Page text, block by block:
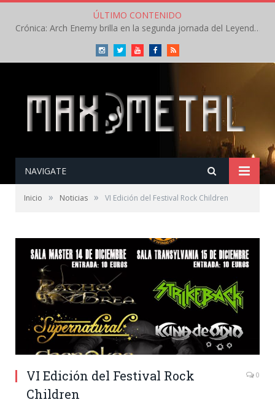
ÚLTIMO CONTENIDO
Crónica: Arch Enemy brilla en la segunda jornada del Leyendas del Rock – Jueves – Agosto 2026
InstagramTwitterYoutubeFacebookRSS
NAVIGATE
Inicio » Noticias » VI Edición del Festival Rock Children
VI Edición del Festival Rock
Children
0